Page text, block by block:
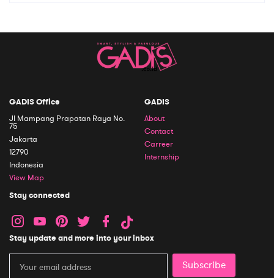
GADIS Office
Jl Mampang Prapatan Raya No.
75
Jakarta
12790
Indonesia
View Map
GADIS
About
Contact
Carreer
Internship
Stay connected
Stay update and more into your inbox
Subscribe